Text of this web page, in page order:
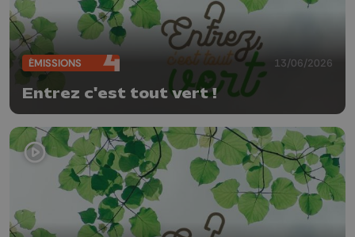
ÉMISSIONS 13/06/2026
Entrez c'est tout vert !